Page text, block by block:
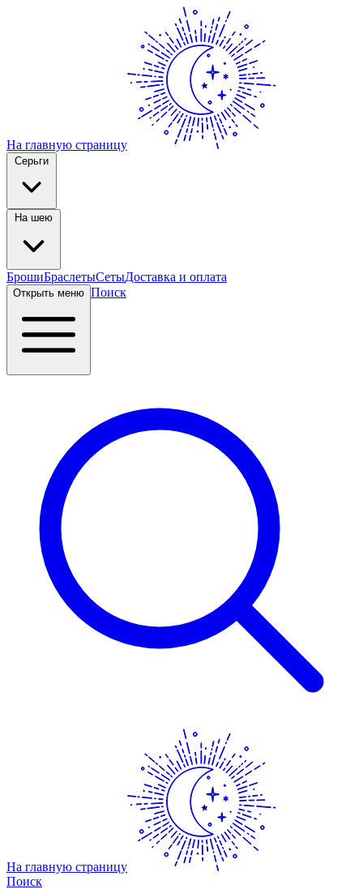
На главную страницу
БрошиБраслетыСетыДоставка и оплата
Открыть меню Поиск
На главную страницу
Поиск